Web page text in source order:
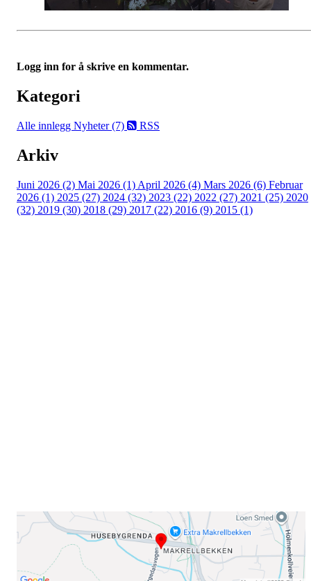
Logg inn for å skrive en kommentar.
Kategori
Alle innlegg Nyheter (7) RSS
Arkiv
Juni 2026 (2) Mai 2026 (1) April 2026 (4) Mars 2026 (6) Februar
2026 (1) 2025 (27) 2024 (32) 2023 (22) 2022 (27) 2021 (25) 2020
(32) 2019 (30) 2018 (29) 2017 (22) 2016 (9) 2015 (1)